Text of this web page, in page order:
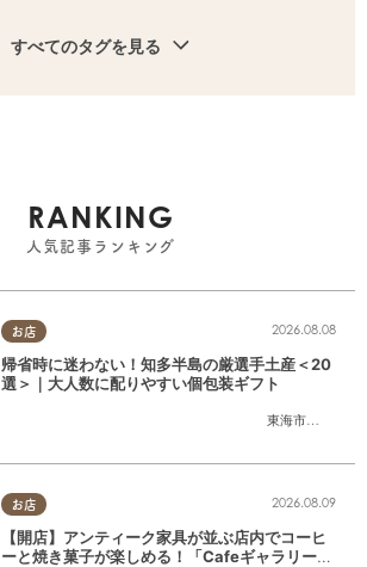
すべてのタグを見る
RANKING
人気記事ランキング
お店
東海市
,大府市
2026.08.08
帰省時に迷わない！知多半島の厳選手土産＜20
選＞｜大人数に配りやすい個包装ギフト
お店 2026.08.09
【開店】アンティーク家具が並ぶ店内でコーヒ
ーと焼き菓子が楽しめる！「CafeギャラリーA